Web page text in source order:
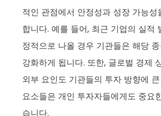
적인 관점에서 안정성과 성장 가능성
합니다. 예를 들어, 최근 기업의 실적
정적으로 나올 경우 기관들은 해당
강화하게 됩니다. 또한, 글로벌 경제
외부 요인도 기관들의 투자 방향에
요소들은 개인 투자자들에게도 중요
습니다.